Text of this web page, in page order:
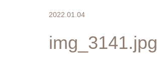
2022.01.04
img_3141.jpg